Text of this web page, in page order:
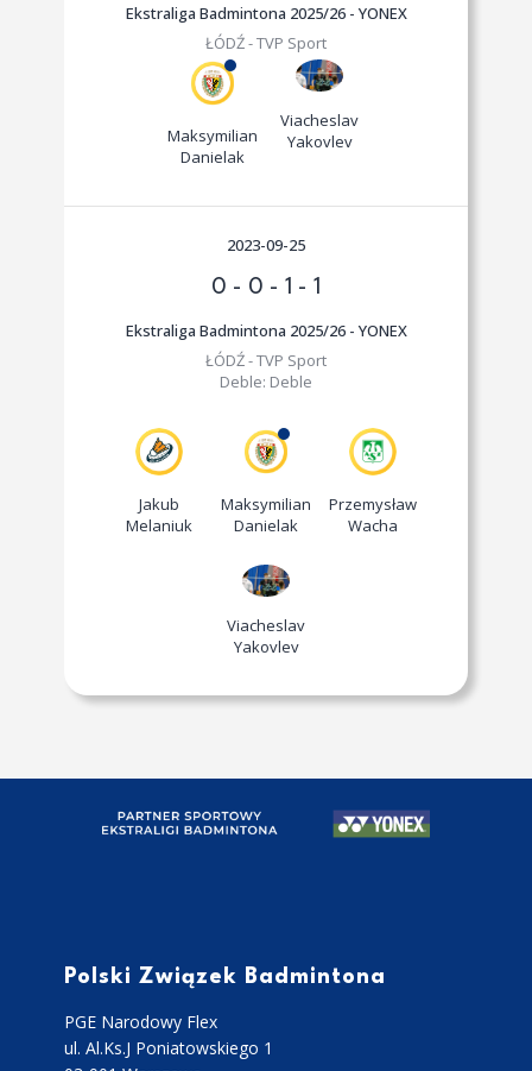
Maksymilian
Danielak
Viacheslav
Yakovlev
Ekstraliga Badmintona 2025/26 - YONEX
ŁÓDŹ - TVP Sport
Jakub
Melaniuk
Maksymilian
Danielak
Przemysław
Wacha
Viacheslav
Yakovlev
2023-09-25
0 - 0 - 1 - 1
Ekstraliga Badmintona 2025/26 - YONEX
ŁÓDŹ - TVP Sport
Deble: Deble
Polski Związek Badmintona
PGE Narodowy Flex
ul. Al.Ks.J Poniatowskiego 1